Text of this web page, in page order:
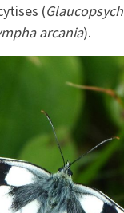
(
arcania).